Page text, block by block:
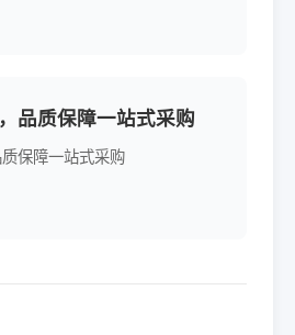
品质保障一站式采购
保障一站式采购